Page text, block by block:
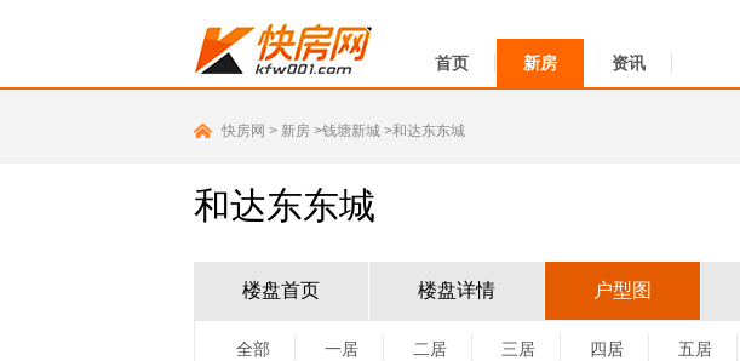
首页 新房 资讯
快房网 > 新房 >钱塘新城 >和达东东城
和达东东城
楼盘首页 楼盘详情 户型图
全部 一居 二居 三居 四居 五居